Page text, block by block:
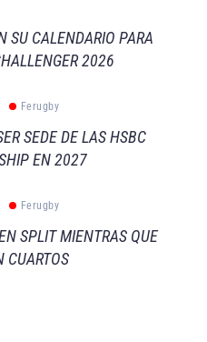
SU CALENDARIO PARA
2026
Ferugby
SEDE DE LAS HSBC
EN 2027
Ferugby
SPLIT MIENTRAS QUE
CUARTOS